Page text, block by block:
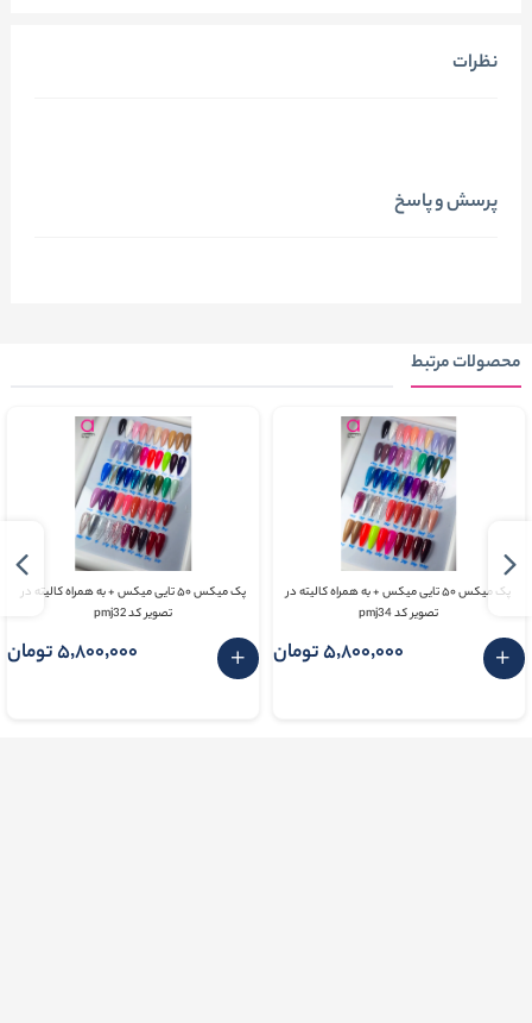
نظرات
پرسش و پاسخ
محصولات مرتبط
پک میکس ۵۰ تایی میکس + به همراه کالیته در
تصویر کد pmj34
5٬800٬000 تومان
پک میکس ۵۰ تایی میکس + به همراه کالیته در
تصویر کد pmj32
5٬800٬000 تومان